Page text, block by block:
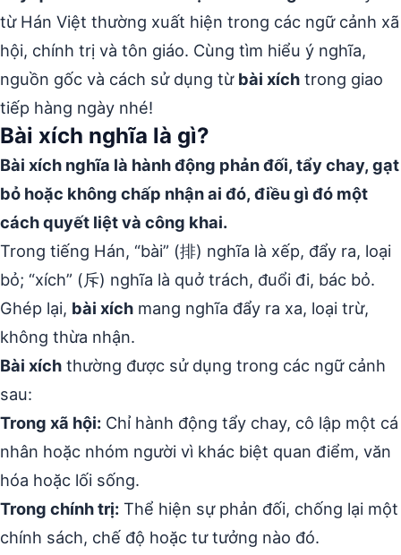
từ Hán Việt thường xuất hiện trong các ngữ cảnh xã
hội, chính trị và tôn giáo. Cùng tìm hiểu ý nghĩa,
nguồn gốc và cách sử dụng từ bài xích trong giao
tiếp hàng ngày nhé!
Bài xích nghĩa là gì?
Bài xích nghĩa là hành động phản đối, tẩy chay, gạt
bỏ hoặc không chấp nhận ai đó, điều gì đó một
cách quyết liệt và công khai.
Trong tiếng Hán, “bài” (排) nghĩa là xếp, đẩy ra, loại
bỏ; “xích” (斥) nghĩa là quở trách, đuổi đi, bác bỏ.
Ghép lại, bài xích mang nghĩa đẩy ra xa, loại trừ,
không thừa nhận.
Bài xích thường được sử dụng trong các ngữ cảnh
sau:
Trong xã hội: Chỉ hành động tẩy chay, cô lập một cá
nhân hoặc nhóm người vì khác biệt quan điểm, văn
hóa hoặc lối sống.
Trong chính trị: Thể hiện sự phản đối, chống lại một
chính sách, chế độ hoặc tư tưởng nào đó.